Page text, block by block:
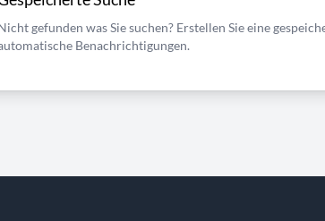
gefunden was Sie suchen? Erstellen Sie eine
Benachrichtigungen.